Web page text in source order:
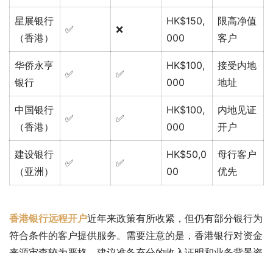
星展银行
（香港）
✅ ❌
HK$150,
000
限高净值
客户
华侨永亨
银行
✅ ✅
HK$100,
000
接受内地
地址
中国银行
（香港）
✅ ✅
HK$100,
000
内地见证
开户
建设银行
（亚洲）
✅ ✅
HK$50,0
00
母行客户
优先
香港银行远程开户近年来政策有所收紧，但仍有部分银行为
符合条件的客户提供服务。需要注意的是，香港银行对资金